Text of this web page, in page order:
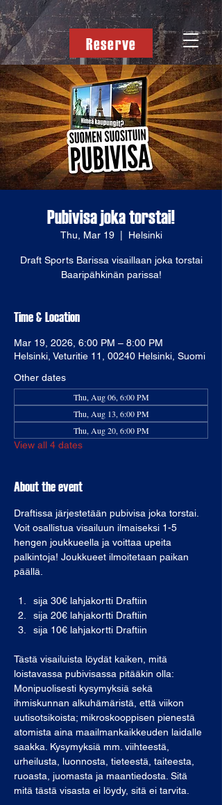
Reserve
Pubivisa joka torstai!
Thu, Mar 19
  |
Helsinki
Draft Sports Barissa visaillaan joka torstai
Baaripähkinän parissa!
Time & Location
Mar 19, 2026, 6:00 PM – 8:00 PM
Helsinki, Veturitie 11, 00240 Helsinki, Suomi
Other dates
Thu, Aug 06, 6:00 PM
Thu, Aug 13, 6:00 PM
Thu, Aug 20, 6:00 PM
View all 4 dates
About the event
Draftissa järjestetään pubivisa joka torstai.
Voit osallistua visailuun ilmaiseksi 1-5
hengen joukkueella ja voittaa upeita
palkintoja! Joukkueet ilmoitetaan paikan
päällä.
sija 30€ lahjakortti Draftiin
sija 20€ lahjakortti Draftiin
sija 10€ lahjakortti Draftiin
Tästä visailuista löydät kaiken, mitä
loistavassa pubivisassa pitääkin olla:
Monipuolisesti kysymyksiä sekä
ihmiskunnan alkuhämäristä, että viikon
uutisotsikoista; mikroskooppisen pienestä
atomista aina maailmankaikkeuden laidalle
saakka. Kysymyksiä mm. viihteestä,
urheilusta, luonnosta, tieteestä, taiteesta,
ruoasta, juomasta ja maantiedosta. Sitä
mitä tästä visasta ei löydy, sitä ei tarvita.